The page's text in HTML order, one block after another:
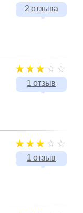
2 отзыва
1 отзыв
1 отзыв